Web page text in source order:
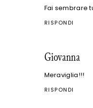
Fai sembrare
RISPONDI
Giovanna
Meraviglia!!!
RISPONDI